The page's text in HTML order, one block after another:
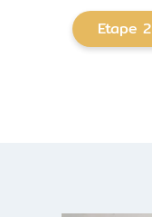
Etape